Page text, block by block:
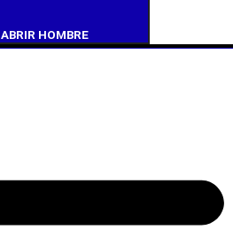
ABRIR HOMBRE